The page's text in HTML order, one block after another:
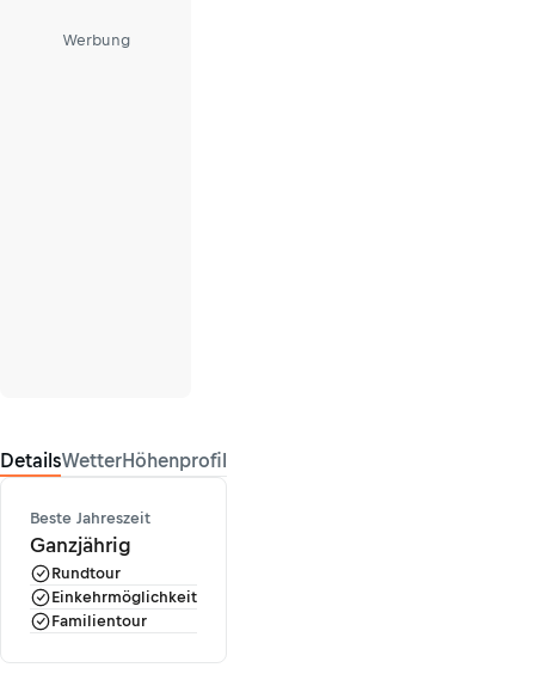
Werbung
DetailsWetterHöhenprofil
Beste Jahreszeit
Ganzjährig
Rundtour
Einkehrmöglichkeit
Familientour